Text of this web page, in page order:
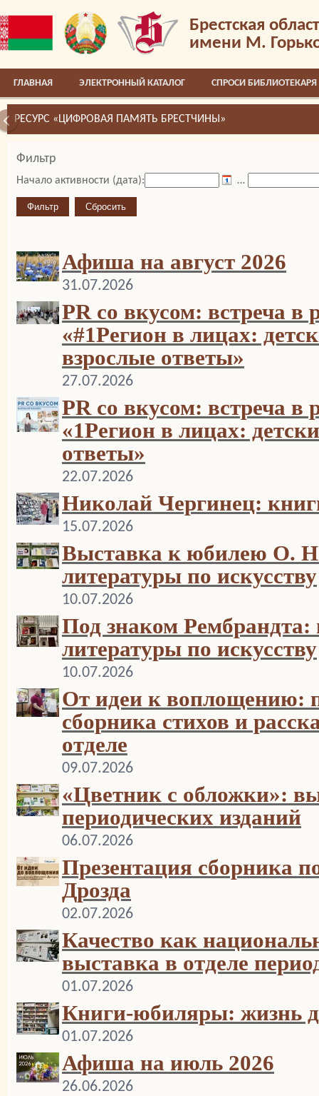
Брестская
имени М.
ГЛАВНАЯ ЭЛЕКТРОННЫЙ КАТАЛОГ СПРОСИ БИБЛИОТЕКАРЯ
РЕСУРС «ЦИФРОВАЯ ПАМЯТЬ БРЕСТЧИНЫ»
Фильтр
Начало активности (дата): …
Афиша на август 2026
31.07.2026
PR со вкусом: встреча в
«#1Регион в лицах:
взрослые ответы»
27.07.2026
PR со вкусом: встреча в
«1Регион в лицах:
ответы»
22.07.2026
Николай Чергинец:
15.07.2026
Выставка к юбилею О.
литературы по искусству
10.07.2026
Под знаком Рембрандта:
литературы по искусству
10.07.2026
От идеи к воплощению:
сборника стихов и
отделе
09.07.2026
«Цветник с обложки»:
периодических изданий
06.07.2026
Презентация сборника
Дрозда
02.07.2026
Качество как
выставка в отделе
01.07.2026
Книги-юбиляры: жизнь
01.07.2026
Афиша на июль 2026
26.06.2026